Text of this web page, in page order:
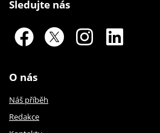
Sledujte nás
O nás
Náš příběh
Redakce